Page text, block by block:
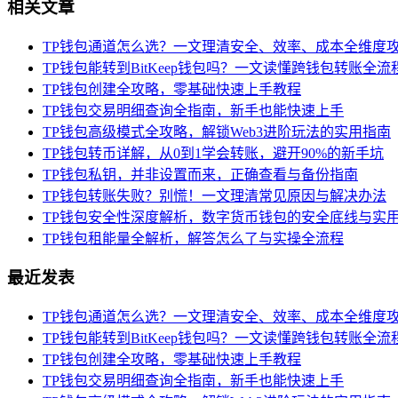
相关文章
TP钱包通道怎么选？一文理清安全、效率、成本全维度
TP钱包能转到BitKeep钱包吗？一文读懂跨钱包转账全流
TP钱包创建全攻略，零基础快速上手教程
TP钱包交易明细查询全指南，新手也能快速上手
TP钱包高级模式全攻略，解锁Web3进阶玩法的实用指南
TP钱包转币详解，从0到1学会转账，避开90%的新手坑
TP钱包私钥，并非设置而来，正确查看与备份指南
TP钱包转账失败？别慌！一文理清常见原因与解决办法
TP钱包安全性深度解析，数字货币钱包的安全底线与实
TP钱包租能量全解析，解答怎么了与实操全流程
最近发表
TP钱包通道怎么选？一文理清安全、效率、成本全维度
TP钱包能转到BitKeep钱包吗？一文读懂跨钱包转账全流
TP钱包创建全攻略，零基础快速上手教程
TP钱包交易明细查询全指南，新手也能快速上手